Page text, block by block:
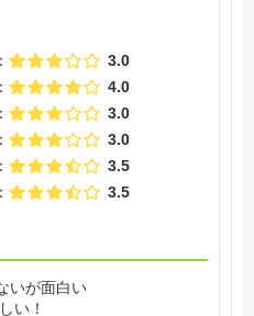
3.0
4.0
3.0
3.0
3.5
3.5
いが面白い
い！